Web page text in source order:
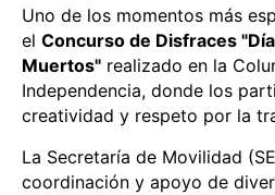
Uno de los momentos más
el Concurso de Disfraces
Muertos" realizado en la
Independencia, donde los
creatividad y respeto por la
La Secretaría de Movilidad
coordinación y apoyo de